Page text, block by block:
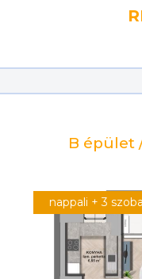
B épület
nappali + 3 szoba